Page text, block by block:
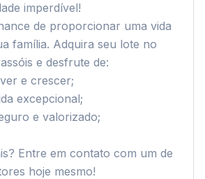
imperdível!
de proporcionar uma vida
família. Adquira seu lote no
e desfrute de:
e crescer;
excepcional;
e valorizado;
Entre em contato com um de
hoje mesmo!